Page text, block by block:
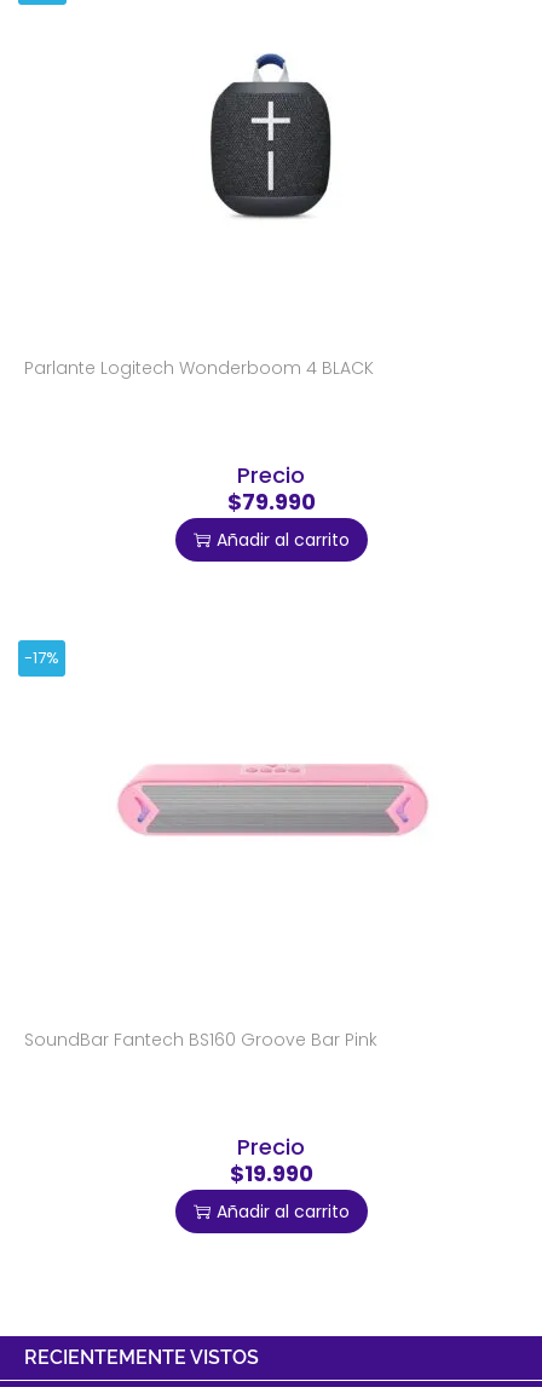
Parlante Logitech Wonderboom 4 BLACK
Precio
$79.990
Añadir al carrito
-17%
SoundBar Fantech BS160 Groove Bar Pink
Precio
$19.990
Añadir al carrito
RECIENTEMENTE VISTOS